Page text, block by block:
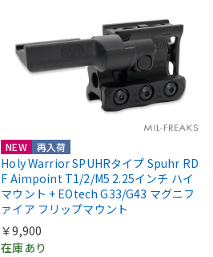
NEW 再入荷
Holy Warrior SPUHRタイプ Spuhr RD
F Aimpoint T1/2/M5 2.25インチ ハイ
マウント + EOtech G33/G43 マグニフ
ァイア フリップマウント
￥9,900
在庫あり